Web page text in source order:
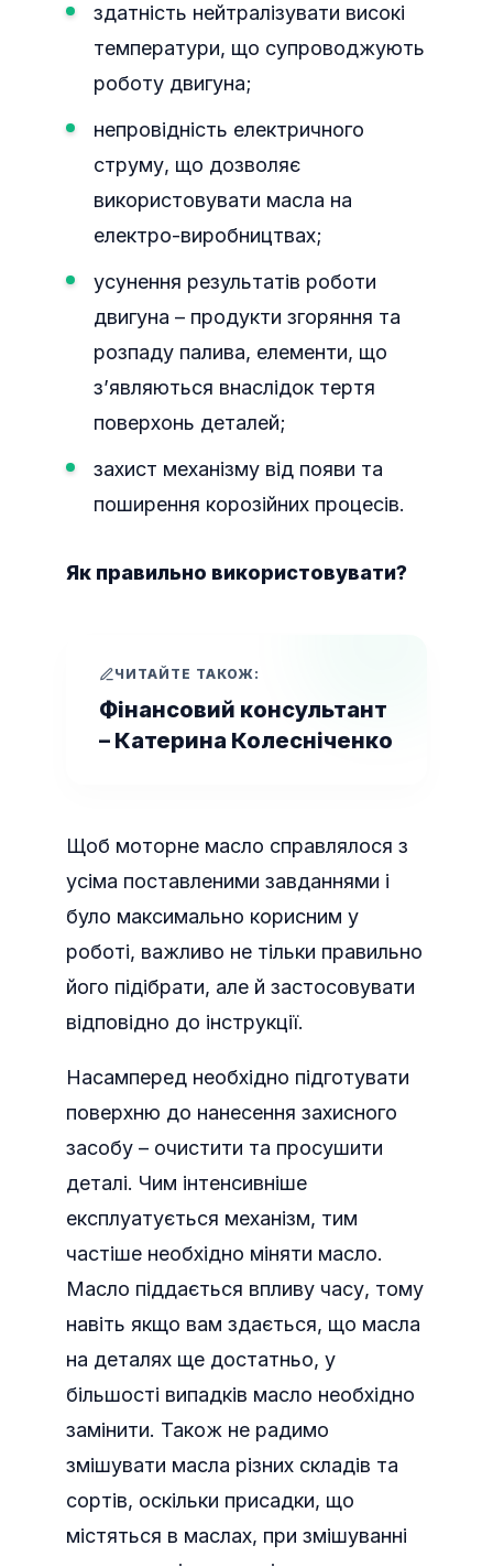
здатність нейтралізувати високі
температури, що супроводжують
роботу двигуна;
непровідність електричного
струму, що дозволяє
використовувати масла на
електро-виробництвах;
усунення результатів роботи
двигуна – продукти згоряння та
розпаду палива, елементи, що
з’являються внаслідок тертя
поверхонь деталей;
захист механізму від появи та
поширення корозійних процесів.
Як правильно використовувати?
ЧИТАЙТЕ ТАКОЖ:
Фінансовий консультант
– Катерина Колесніченко
Щоб моторне масло справлялося з
усіма поставленими завданнями і
було максимально корисним у
роботі, важливо не тільки правильно
його підібрати, але й застосовувати
відповідно до інструкції.
Насамперед необхідно підготувати
поверхню до нанесення захисного
засобу – очистити та просушити
деталі. Чим інтенсивніше
експлуатується механізм, тим
частіше необхідно міняти масло.
Масло піддається впливу часу, тому
навіть якщо вам здається, що масла
на деталях ще достатньо, у
більшості випадків масло необхідно
замінити. Також не радимо
змішувати масла різних складів та
сортів, оскільки присадки, що
містяться в маслах, при змішуванні